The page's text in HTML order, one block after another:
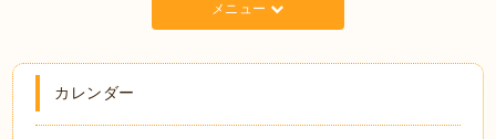
メニュー
カレンダー